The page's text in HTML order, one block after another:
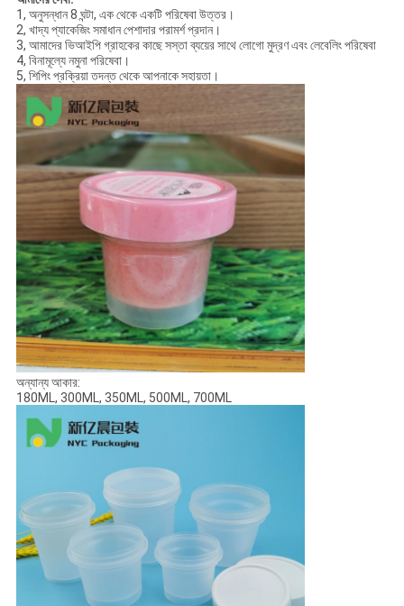
1, অনুসন্ধান 8 ঘন্টা, এক থেকে একটি পরিষেবা উত্তর।
2, খাদ্য প্যাকেজিং সমাধান পেশাদার পরামর্শ প্রদান।
3, আমাদের ভিআইপি গ্রাহকের কাছে সস্তা ব্যয়ের সাথে লোগো মুদ্রণ এবং লেবেলিং পরিষেবা
4, বিনামূল্যে নমুনা পরিষেবা।
5, শিপিং প্রক্রিয়া তদন্ত থেকে আপনাকে সহায়তা।
অন্যান্য আকার:
180ML, 300ML, 350ML, 500ML, 700ML